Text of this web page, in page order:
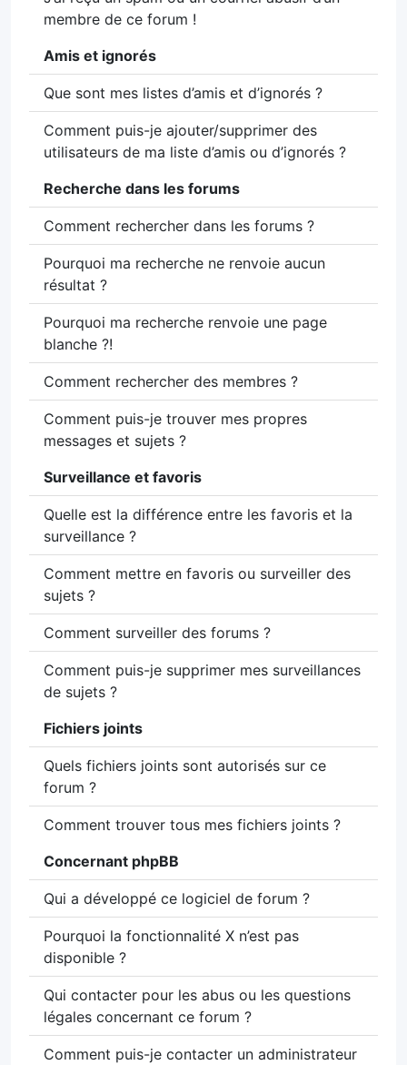
membre de ce forum !
Amis et ignorés
Que sont mes listes d’amis et d’ignorés ?
Comment puis-je ajouter/supprimer des
utilisateurs de ma liste d’amis ou d’ignorés ?
Recherche dans les forums
Comment rechercher dans les forums ?
Pourquoi ma recherche ne renvoie aucun
résultat ?
Pourquoi ma recherche renvoie une page
blanche ?!
Comment rechercher des membres ?
Comment puis-je trouver mes propres
messages et sujets ?
Surveillance et favoris
Quelle est la différence entre les favoris et la
surveillance ?
Comment mettre en favoris ou surveiller des
sujets ?
Comment surveiller des forums ?
Comment puis-je supprimer mes surveillances
de sujets ?
Fichiers joints
Quels fichiers joints sont autorisés sur ce
forum ?
Comment trouver tous mes fichiers joints ?
Concernant phpBB
Qui a développé ce logiciel de forum ?
Pourquoi la fonctionnalité X n’est pas
disponible ?
Qui contacter pour les abus ou les questions
légales concernant ce forum ?
Comment puis-je contacter un administrateur